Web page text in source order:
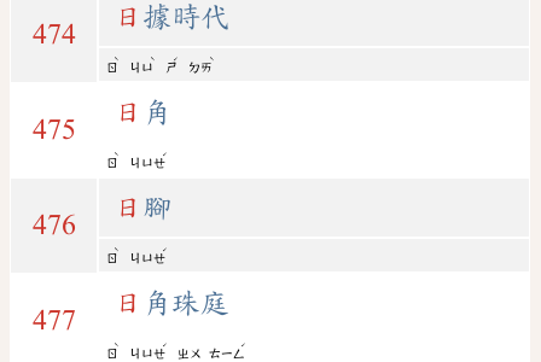
474
日 據時代
ㄖ
ˋ
ㄐㄩ
ˋ
ㄕ
ˊ
ㄉㄞ
ˋ
475
日 角
ㄖ
ˋ
ㄐㄩㄝ
ˊ
476
日 腳
ㄖ
ˋ
ㄐㄩㄝ
ˊ
477
日 角珠庭
ㄖ
ˋ
ㄐㄩㄝ
ˊ
ㄓㄨ ㄊㄧㄥ
ˊ